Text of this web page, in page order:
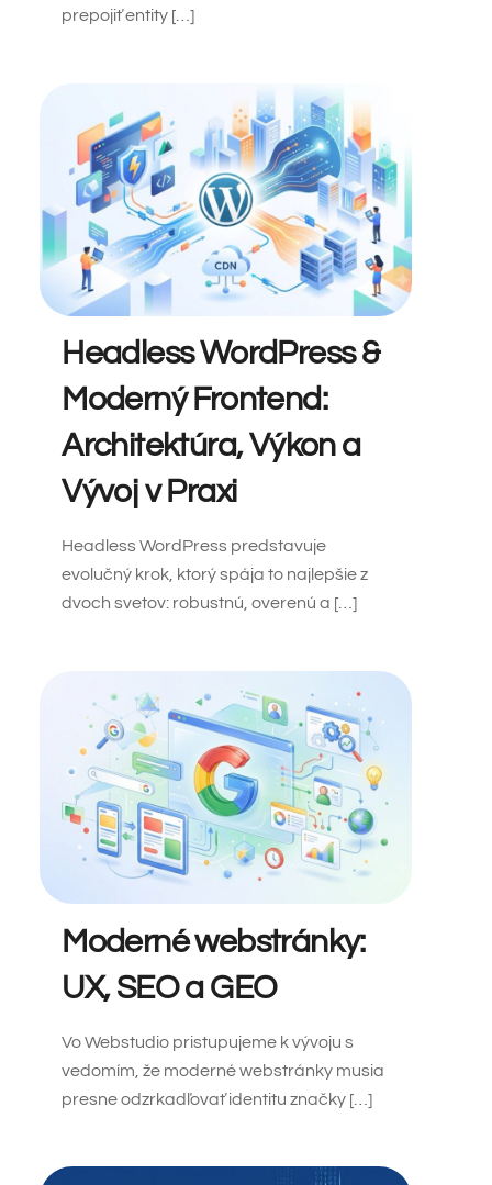
prepojiť entity […]
Headless WordPress &
Moderný Frontend:
Architektúra, Výkon a
Vývoj v Praxi
Headless WordPress predstavuje
evolučný krok, ktorý spája to najlepšie z
dvoch svetov: robustnú, overenú a […]
Moderné webstránky:
UX, SEO a GEO
Vo Webstudio pristupujeme k vývoju s
vedomím, že moderné webstránky musia
presne odzrkadľovať identitu značky […]